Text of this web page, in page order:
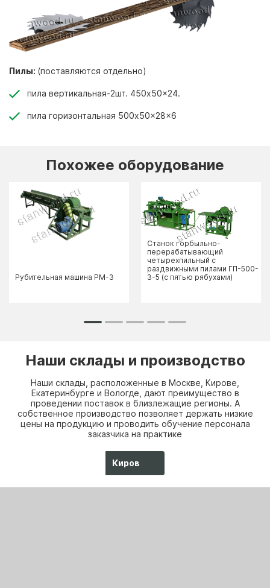
Пилы: (поставляются отдельно)
пила вертикальная-2шт. 450x50x24.
пила горизонтальная 500x50x28x6
Похожее оборудование
Рубительная машина РМ-3
Станок горбыльно-
перерабатывающий
четырехпильный с
раздвижными пилами ГП-500-
3-5 (с пятью рябухами)
Наши склады и производство
Наши склады, расположенные в Москве, Кирове,
Екатеринбурге и Вологде, дают преимущество в
проведении поставок в близлежащие регионы. А
собственное производство позволяет держать низкие
цены на продукцию и проводить обучение персонала
заказчика на практике
Киров